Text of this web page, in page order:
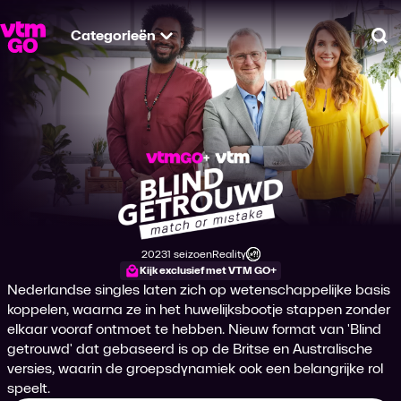
Categorieën
Blind Getrouwd -
Productiejaar
20231 seizoen
Genre
Reality
Leeftijdsclassificatie
Kijk exclusief met VTM GO+
Nederlandse singles laten zich op wetenschappelijke basis
koppelen, waarna ze in het huwelijksbootje stappen zonder
elkaar vooraf ontmoet te hebben. Nieuw format van 'Blind
getrouwd' dat gebaseerd is op de Britse en Australische
versies, waarin de groepsdynamiek ook een belangrijke rol
speelt.